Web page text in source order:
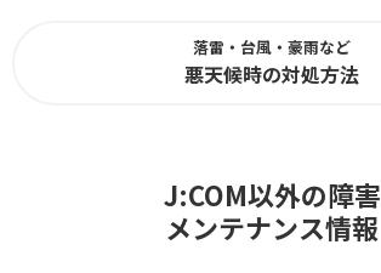
落雷・台風・豪雨など
悪天候時の対処方法
J:COM以外の障害
メンテナンス情報